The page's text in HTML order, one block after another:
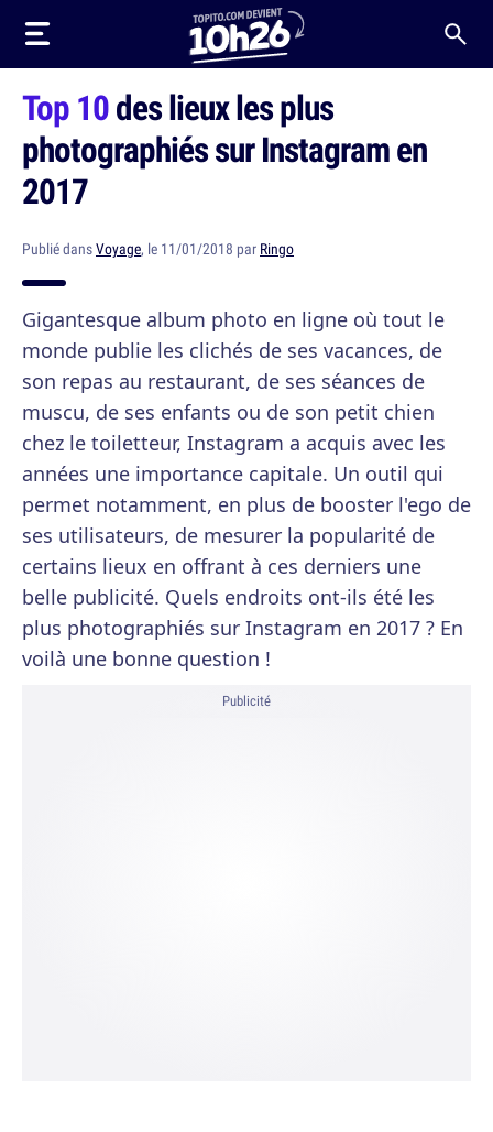
Top 10des lieux les plus
photographiés sur Instagram en
2017
Publié dansVoyage, le 11/01/2018 par Ringo
Gigantesque album photo en ligne où tout le
monde publie les clichés de ses vacances, de
son repas au restaurant, de ses séances de
muscu, de ses enfants ou de son petit chien
chez le toiletteur, Instagram a acquis avec les
années une importance capitale. Un outil qui
permet notamment, en plus de booster l'ego de
ses utilisateurs, de mesurer la popularité de
certains lieux en offrant à ces derniers une
belle publicité. Quels endroits ont-ils été les
plus photographiés sur Instagram en 2017 ? En
voilà une bonne question !
Publicité